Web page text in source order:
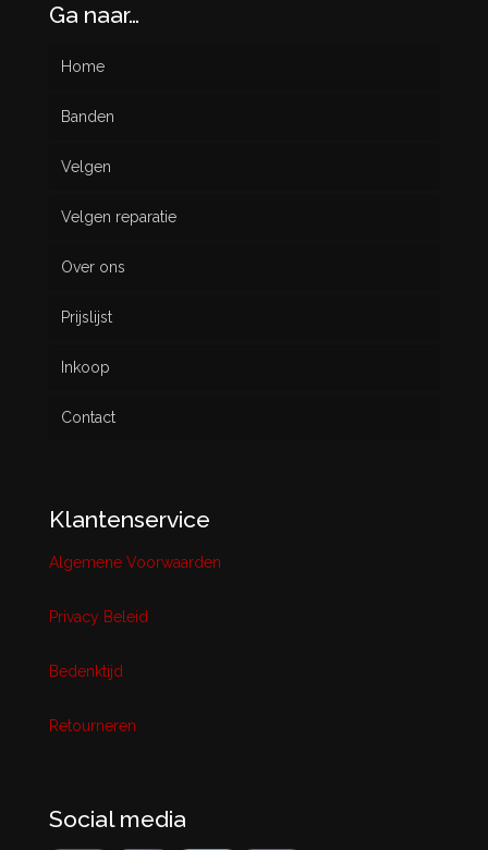
Ga naar…
Home
Banden
Nieuw
Gebruikt
Velgen
Velgen reparatie
Over ons
Prijslijst
Inkoop
Contact
Klantenservice
Algemene Voorwaarden
Privacy Beleid
Bedenktijd
Retourneren
Social media